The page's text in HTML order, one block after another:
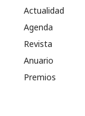
Actualidad
Agenda
Revista
Anuario
Premios